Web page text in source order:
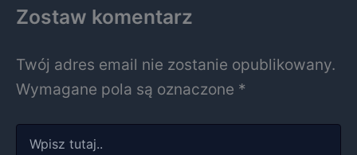
Zostaw komentarz
Twój adres email nie zostanie opublikowany.
Wymagane pola są oznaczone *
tutaj..